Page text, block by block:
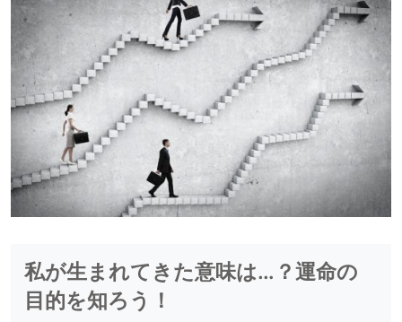
私が生まれてきた意味は…？運命の
目的を知ろう！